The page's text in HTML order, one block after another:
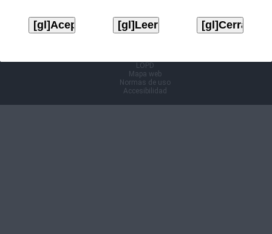
LOPD
Mapa web
Normas de uso
Accesibilidad